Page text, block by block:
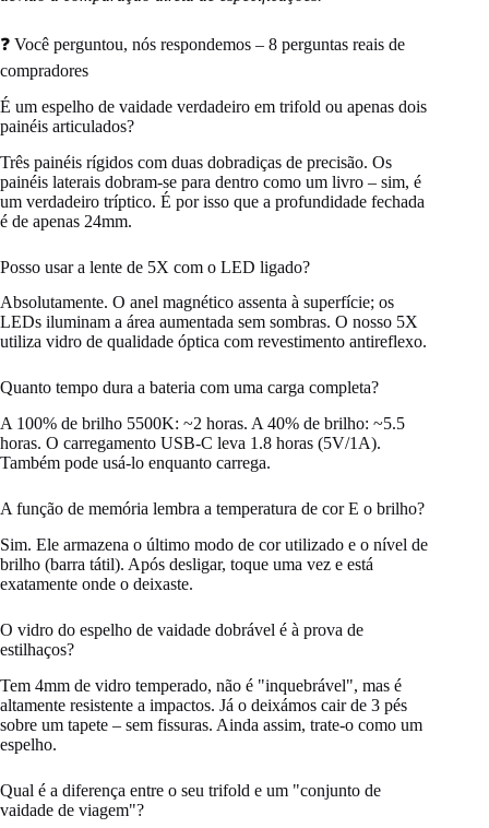
❓ Você perguntou, nós respondemos – 8 perguntas reais de
compradores
É um espelho de vaidade verdadeiro em trifold ou apenas dois
painéis articulados?
Três painéis rígidos com duas dobradiças de precisão. Os
painéis laterais dobram-se para dentro como um livro – sim, é
um verdadeiro tríptico. É por isso que a profundidade fechada
é de apenas 24mm.
Posso usar a lente de 5X com o LED ligado?
Absolutamente. O anel magnético assenta à superfície; os
LEDs iluminam a área aumentada sem sombras. O nosso 5X
utiliza vidro de qualidade óptica com revestimento antireflexo.
Quanto tempo dura a bateria com uma carga completa?
A 100% de brilho 5500K: ~2 horas. A 40% de brilho: ~5.5
horas. O carregamento USB‑C leva 1.8 horas (5V/1A).
Também pode usá-lo enquanto carrega.
A função de memória lembra a temperatura de cor E o brilho?
Sim. Ele armazena o último modo de cor utilizado e o nível de
brilho (barra tátil). Após desligar, toque uma vez e está
exatamente onde o deixaste.
O vidro do espelho de vaidade dobrável é à prova de
estilhaços?
Tem 4mm de vidro temperado, não é "inquebrável", mas é
altamente resistente a impactos. Já o deixámos cair de 3 pés
sobre um tapete – sem fissuras. Ainda assim, trate-o como um
espelho.
Qual é a diferença entre o seu trifold e um "conjunto de
vaidade de viagem"?